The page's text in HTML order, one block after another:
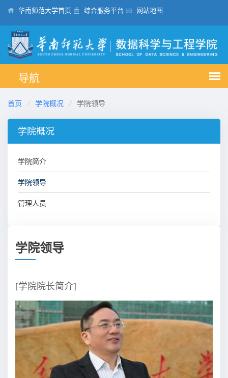
华南师范大学首页 综合服务平台 网站地图
首页 学院概况 学院领导
学院概况
学院简介
学院领导
管理人员
学院领导
[学院院长简介]